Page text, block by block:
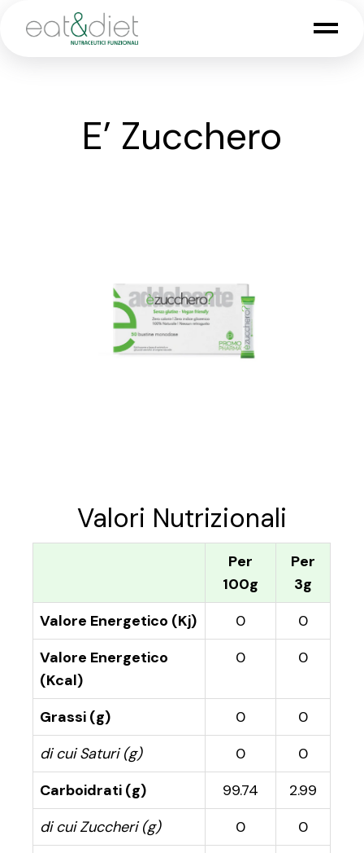
E’ Zucchero
Valori Nutrizionali
Per
100g
Per
3g
Valore Energetico (Kj)
0
0
Valore Energetico
(Kcal)
0 0
Grassi (g) 0
0
di cui Saturi (g)
0
0
Carboidrati (g)
99.74
2.99
di cui Zuccheri (g)
0
0